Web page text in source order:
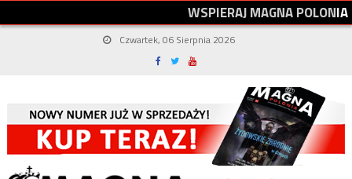
WSPIERAJMAGNAPOLONIA
Czwartek, 06 Sierpnia 2026